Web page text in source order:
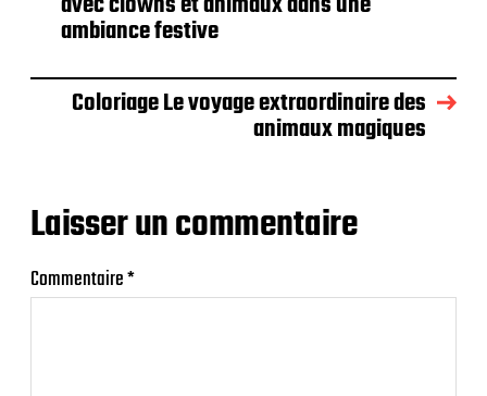
ambiance festive
Coloriage Le voyage extraordinaire des
animaux magiques
Laisser un commentaire
Commentaire*